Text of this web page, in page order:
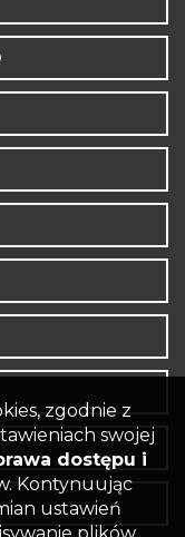
zgodnie z
swojej
dostępu i
Kontynuując
ustawień